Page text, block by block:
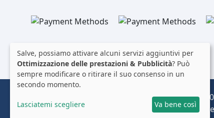
Envelopes Ltd (Registered in the UK, Company No:
Operante come envelopespackaging.it |
Salve, possiamo attivare alcuni servizi aggiuntivi per
Ottimizzazione delle prestazioni & Pubblicità? Può
sempre modificare o ritirare il suo consenso in un
secondo momento.
Lasciatemi scegliere Va bene così